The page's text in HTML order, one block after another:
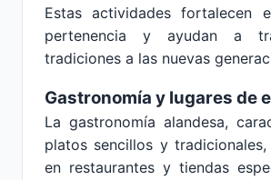
Estas actividades fortalecen
pertenencia y ayudan a
tradiciones a las nuevas
Gastronomía y lugares de
La gastronomía alandesa,
platos sencillos y
en restaurantes y tiendas